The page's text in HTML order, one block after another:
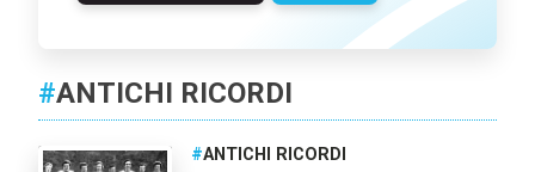
#ANTICHI RICORDI
#ANTICHI RICORDI